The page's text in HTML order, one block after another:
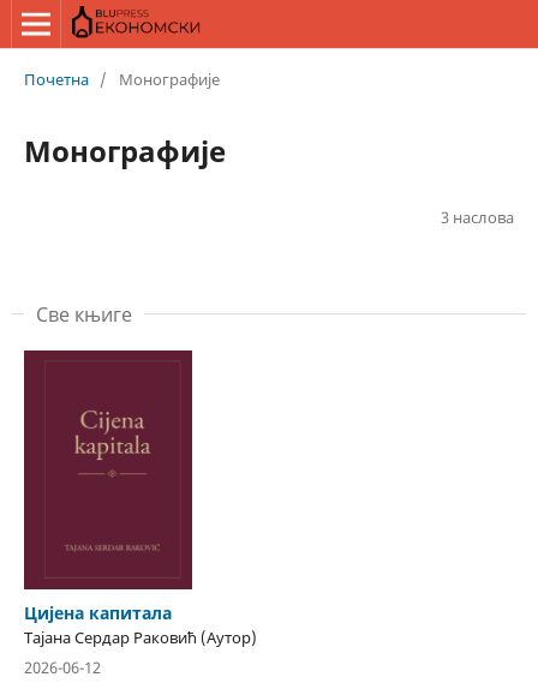
Почетна / Монографије
Монографије
3 наслова
Све књиге
Цијена капитала
Тајана Сердар Раковић (Аутор)
2026-06-12